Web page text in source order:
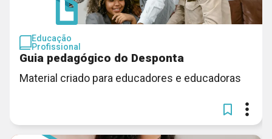
Educação
Profissional
Guia pedagógico do Desponta
Material criado para educadores e educadoras